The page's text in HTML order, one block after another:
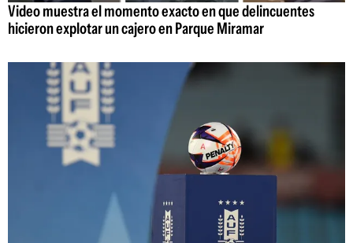
Video muestra el momento exacto en que delincuentes
hicieron explotar un cajero en Parque Miramar